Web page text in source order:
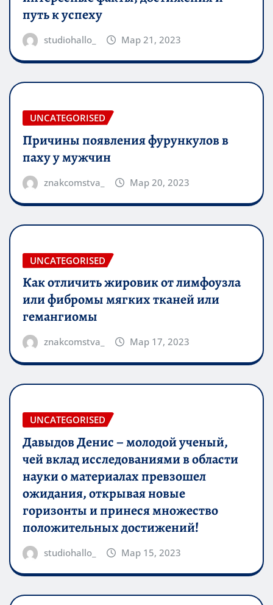
путь к успеху
studiohallo_ Мар 21, 2023
UNCATEGORISED
Причины появления фурункулов в
паху у мужчин
znakcomstva_ Мар 20, 2023
UNCATEGORISED
Как отличить жировик от лимфоузла
или фибромы мягких тканей или
гемангиомы
znakcomstva_ Мар 17, 2023
UNCATEGORISED
Давыдов Денис – молодой ученый,
чей вклад исследованиями в области
науки о материалах превзошел
ожидания, открывая новые
горизонты и принеся множество
положительных достижений!
studiohallo_ Мар 15, 2023